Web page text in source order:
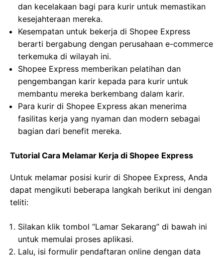
dan kecelakaan bagi para kurir untuk memastikan
kesejahteraan mereka.
Kesempatan untuk bekerja di Shopee Express
berarti bergabung dengan perusahaan e-commerce
terkemuka di wilayah ini.
Shopee Express memberikan pelatihan dan
pengembangan karir kepada para kurir untuk
membantu mereka berkembang dalam karir.
Para kurir di Shopee Express akan menerima
fasilitas kerja yang nyaman dan modern sebagai
bagian dari benefit mereka.
Tutorial Cara Melamar Kerja di Shopee Express
Untuk melamar posisi kurir di Shopee Express, Anda
dapat mengikuti beberapa langkah berikut ini dengan
teliti:
Silakan klik tombol “Lamar Sekarang” di bawah ini
untuk memulai proses aplikasi.
Lalu, isi formulir pendaftaran online dengan data